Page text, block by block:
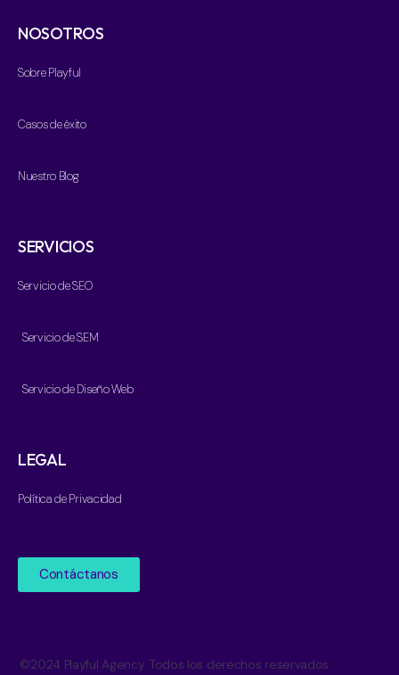
NOSOTROS
Sobre Playful
Casos de éxito
Nuestro Blog
SERVICIOS
Servicio de SEO
Servicio de SEM
Servicio de Diseño Web
LEGAL
Política de Privacidad
Contáctanos
©2024 Playful Agency. Todos los derechos reservados.